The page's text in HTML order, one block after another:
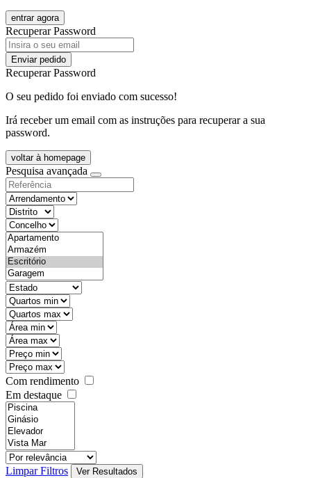
entrar agora
Recuperar Password
Enviar pedido
Recuperar Password
O seu pedido foi enviado com sucesso!
Irá receber um email com as instruções para recuperar a sua
password.
voltar à homepage
Pesquisa avançada
Com rendimento
Em destaque
Limpar Filtros Ver Resultados